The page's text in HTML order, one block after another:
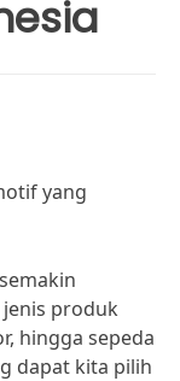
yang
produk
hingga sepeda
dapat kita pilih